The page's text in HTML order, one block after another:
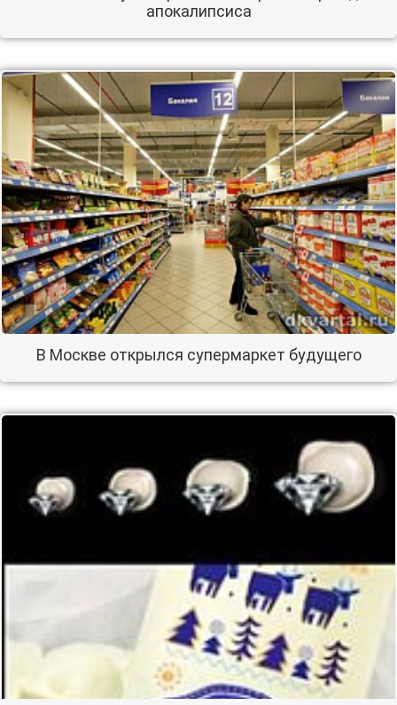
апокалипсиса
В Москве открылся супермаркет будущего